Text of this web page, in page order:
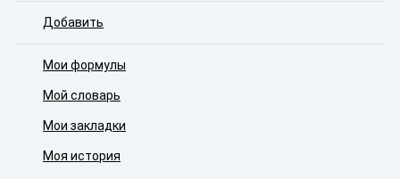
Добавить
Мои формулы
Мой словарь
Мои закладки
Моя история